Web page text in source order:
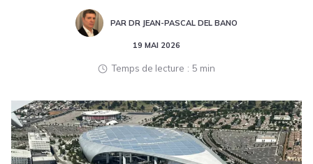
PAR DR JEAN-PASCAL DEL BANO
19 MAI 2026
Temps de lecture 5 min